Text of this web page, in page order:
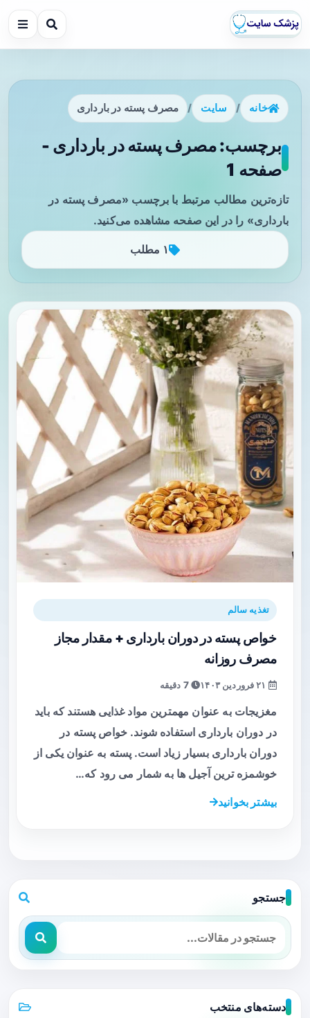
خانه / سایت / مصرف پسته در بارداری
برچسب: مصرف پسته در بارداری -
صفحه 1
تازه‌ترین مطالب مرتبط با برچسب «مصرف پسته در
بارداری» را در این صفحه مشاهده می‌کنید.
۱ مطلب
تغذیه سالم
خواص پسته در دوران بارداری + مقدار مجاز
مصرف روزانه
7 دقیقه
مغزیجات به عنوان مهمترین مواد غذایی هستند که باید
در دوران بارداری استفاده شوند. خواص پسته در
دوران بارداری بسیار زیاد است. پسته به عنوان یکی از
خوشمزه ترین آجیل ها به شمار می رود که…
بیشتر بخوانید
جستجو
دسته‌های منتخب